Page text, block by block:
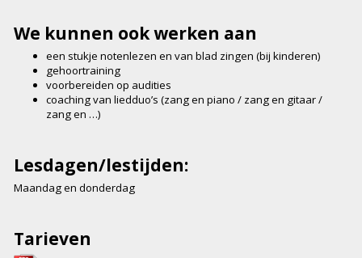
We kunnen ook werken aan
een stukje notenlezen en van blad zingen (bij kinderen)
gehoortraining
voorbereiden op audities
coaching van liedduo’s (zang en piano / zang en gitaar /
zang en …)
Lesdagen/lestijden:
Maandag en donderdag
Tarieven